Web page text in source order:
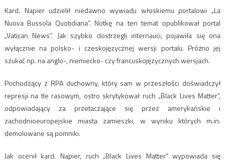
Kard. Napier udzielił niedawno wywiadu włoskiemu portalowi „La
Nuova Bussola Quotidiana”. Notkę na ten temat opublikował portal
„Vatican News”. Jak szybko dostrzegli internauci, pojawiła się ona
wyłącznie na polsko- i czeskojęzycznej wersji portalu. Próżno jej
szukać np. na anglo-, niemiecko- czy francuskojęzycznych wersjach.
Pochodzący z RPA duchowny, który sam w przeszłości doświadczył
represji na tle rasowym, ostro skrytykował ruch „Black Lives Matter”,
odpowiadający za przetaczające się przez amerykańskie i
zachodnioeuropejskie miasta zamieszki, w wyniku których m.in.
demolowane są pomniki.
Jak ocenił kard. Napier, ruch „Black Lives Matter” wypowiada się